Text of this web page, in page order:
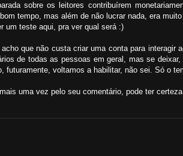
sobre os leitores contribuírem
tempo, mas além de não lucrar nada, era
um teste aqui, pra ver qual será :)
que não custa criar uma conta para
de todas as pessoas em geral, mas se
futuramente, voltamos a habilitar, não sei. Só o
uma vez pelo seu comentário, pode ter